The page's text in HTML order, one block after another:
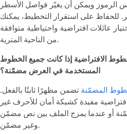
الرموز ويمكن أن يغيّر فواصل الأسطر
للحفاظ على استقرار التخطيط، يمكنك
عائلات افتراضية واحتياطية متوافقة
من الناحية المترية.
الافتراضية إذا كانت جميع الخطوط
المستخدمة في العرض مضمّنة؟
المضمّنة تضمن مظهرًا ثابتًا بالفعل.
مفيدة كشبكة أمان للأحرف غير
أو عندما يمزج الملف بين نص مضمّن
وغير مضمّن.